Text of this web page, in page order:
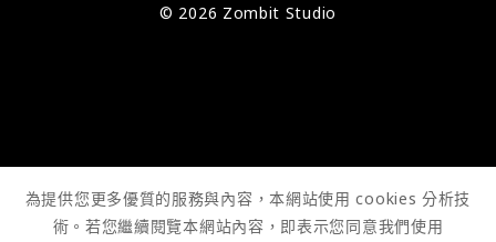
© 2026 Zombit Studio
為提供您更多優質的服務與內容，本網站使用 cookies 分析技
術。若您繼續閱覽本網站內容，即表示您同意我們使用